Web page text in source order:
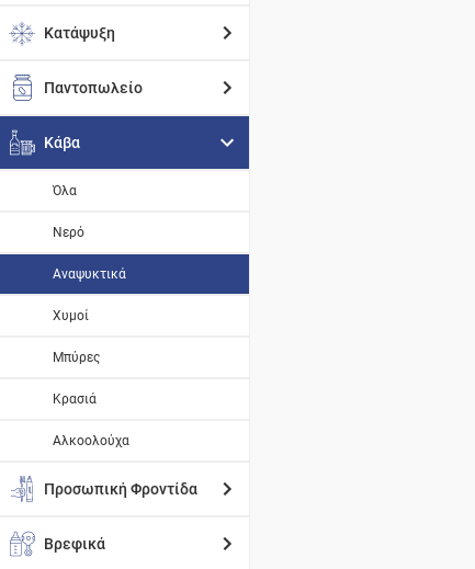
Κατάψυξη
Παντοπωλείο
Κάβα
Όλα
Νερό
Αναψυκτικά
Χυμοί
Μπύρες
Κρασιά
Αλκοολούχα
Προσωπική Φροντίδα
Βρεφικά